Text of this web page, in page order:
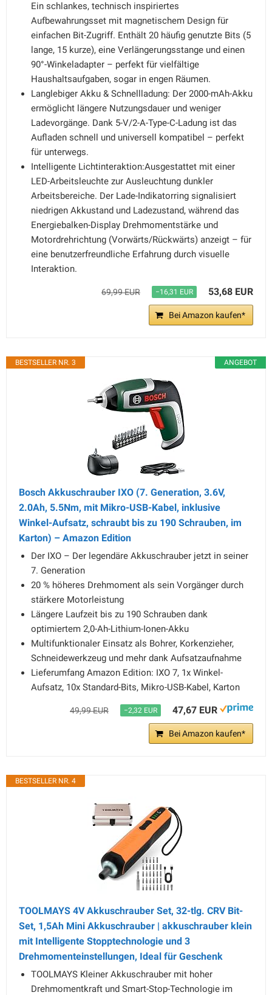
Ein schlankes, technisch inspiriertes
Aufbewahrungsset mit magnetischem Design für
einfachen Bit-Zugriff. Enthält 20 häufig genutzte Bits (5
lange, 15 kurze), eine Verlängerungsstange und einen
90°-Winkeladapter – perfekt für vielfältige
Haushaltsaufgaben, sogar in engen Räumen.
Langlebiger Akku & Schnellladung: Der 2000-mAh-Akku
ermöglicht längere Nutzungsdauer und weniger
Ladevorgänge. Dank 5-V/2-A-Type-C-Ladung ist das
Aufladen schnell und universell kompatibel – perfekt
für unterwegs.
Intelligente Lichtinteraktion:Ausgestattet mit einer
LED-Arbeitsleuchte zur Ausleuchtung dunkler
Arbeitsbereiche. Der Lade-Indikatorring signalisiert
niedrigen Akkustand und Ladezustand, während das
Energiebalken-Display Drehmomentstärke und
Motordrehrichtung (Vorwärts/Rückwärts) anzeigt – für
eine benutzerfreundliche Erfahrung durch visuelle
Interaktion.
69,99 EUR −16,31 EUR 53,68 EUR
Bei Amazon kaufen*
ANGEBOT
BESTSELLER NR. 3
Bosch Akkuschrauber IXO (7. Generation, 3.6V,
2.0Ah, 5.5Nm, mit Mikro-USB-Kabel, inklusive
Winkel-Aufsatz, schraubt bis zu 190 Schrauben, im
Karton) – Amazon Edition
Der IXO – Der legendäre Akkuschrauber jetzt in seiner
7. Generation
20 % höheres Drehmoment als sein Vorgänger durch
stärkere Motorleistung
Längere Laufzeit bis zu 190 Schrauben dank
optimiertem 2,0-Ah-Lithium-Ionen-Akku
Multifunktionaler Einsatz als Bohrer, Korkenzieher,
Schneidewerkzeug und mehr dank Aufsatzaufnahme
Lieferumfang Amazon Edition: IXO 7, 1x Winkel-
Aufsatz, 10x Standard-Bits, Mikro-USB-Kabel, Karton
49,99 EUR −2,32 EUR 47,67 EUR
Bei Amazon kaufen*
BESTSELLER NR. 4
TOOLMAYS 4V Akkuschrauber Set, 32-tlg. CRV Bit-
Set, 1,5Ah Mini Akkuschrauber | akkuschrauber klein
mit Intelligente Stopptechnologie und 3
Drehmomenteinstellungen, Ideal für Geschenk
TOOLMAYS Kleiner Akkuschrauber mit hoher
Drehmomentkraft und Smart-Stop-Technologie im